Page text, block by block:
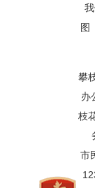
图
攀
办
枝
市